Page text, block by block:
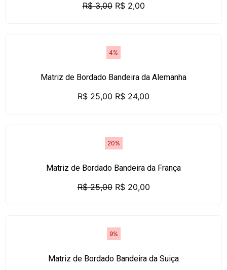
R$3,00 R$2,00
4%
Matriz de Bordado Bandeira da Alemanha
R$25,00 R$ 24,00
20%
Matriz de Bordado Bandeira da França
R$25,00 R$20,00
9%
Matriz de Bordado Bandeira da Suiça